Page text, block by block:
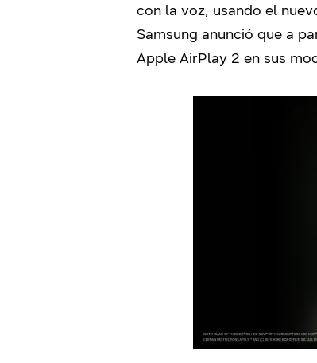
con la voz, usando el
Samsung anunció que a
Apple AirPlay 2 en sus